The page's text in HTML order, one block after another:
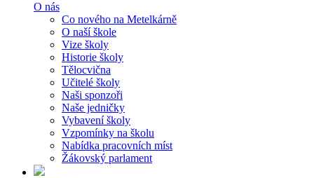
O nás
Co nového na Metelkárně
O naší škole
Vize školy
Historie školy
Tělocvična
Učitelé školy
Naši sponzoři
Naše jedničky
Vybavení školy
Vzpomínky na školu
Nabídka pracovních míst
Žákovský parlament